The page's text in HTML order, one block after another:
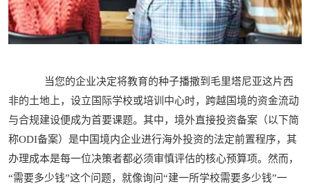
当您的企业决定将教育的种子播撒到毛里塔尼亚这片西
非的土地上，设立国际学校或培训中心时，跨越国境的资金流动
与合规建设便成为首要课题。其中，境外直接投资备案（以下简
称ODI备案）是中国境内企业进行海外投资的法定前置程序，其
办理成本是每一位决策者都必须审慎评估的核心预算项。然而，
“需要多少钱”这个问题，就像询问“建一所学校需要多少钱”一